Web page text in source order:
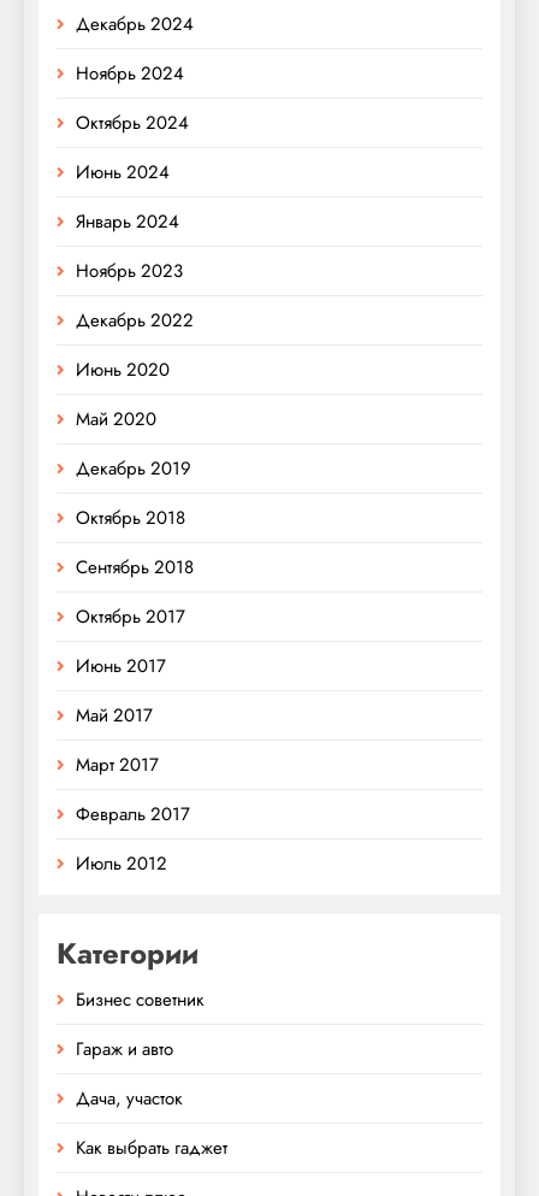
Декабрь 2024
Ноябрь 2024
Октябрь 2024
Июнь 2024
Январь 2024
Ноябрь 2023
Декабрь 2022
Июнь 2020
Май 2020
Декабрь 2019
Октябрь 2018
Сентябрь 2018
Октябрь 2017
Июнь 2017
Май 2017
Март 2017
Февраль 2017
Июль 2012
Категории
Бизнес советник
Гараж и авто
Дача, участок
Как выбрать гаджет